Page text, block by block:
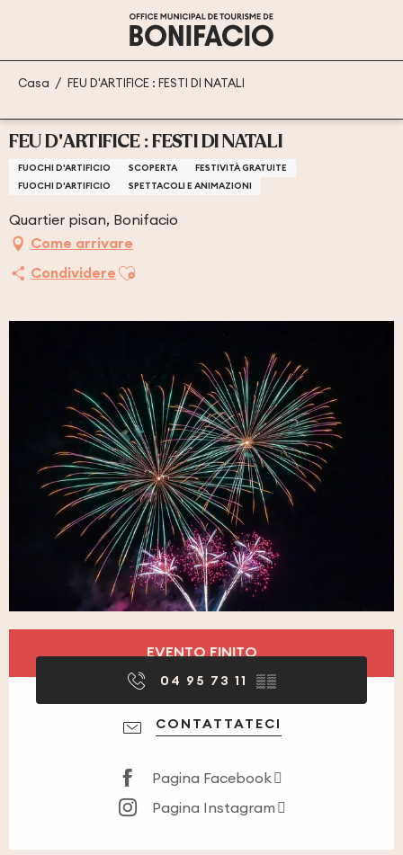
principal
Casa FEU D'ARTIFICE : FESTI DI NATALI
FEU D'ARTIFICE : FESTI DI NATALI
FUOCHI D'ARTIFICIO SCOPERTA
FESTIVITÀ GRATUITE
FUOCHI D'ARTIFICIO
SPETTACOLI E ANIMAZIONI
Quartier pisan, Bonifacio
Come arrivare
Condividere Ajouter aux favoris
EVENTO FINITO
04 95 73 11 ▒▒
CONTATTATECI
Pagina Facebook
Pagina Instagram